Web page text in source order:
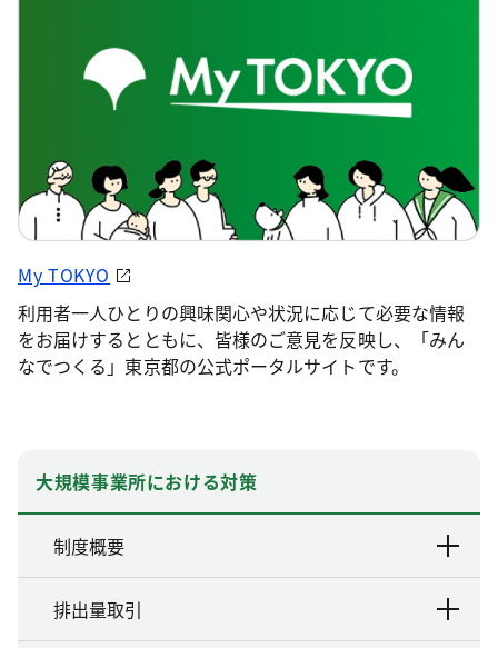
My TOKYO
利用者一人ひとりの興味関心や状況に応じて必要な情報
をお届けするとともに、皆様のご意見を反映し、「みん
なでつくる」東京都の公式ポータルサイトです。
大規模事業所における対策
制度概要
排出量取引